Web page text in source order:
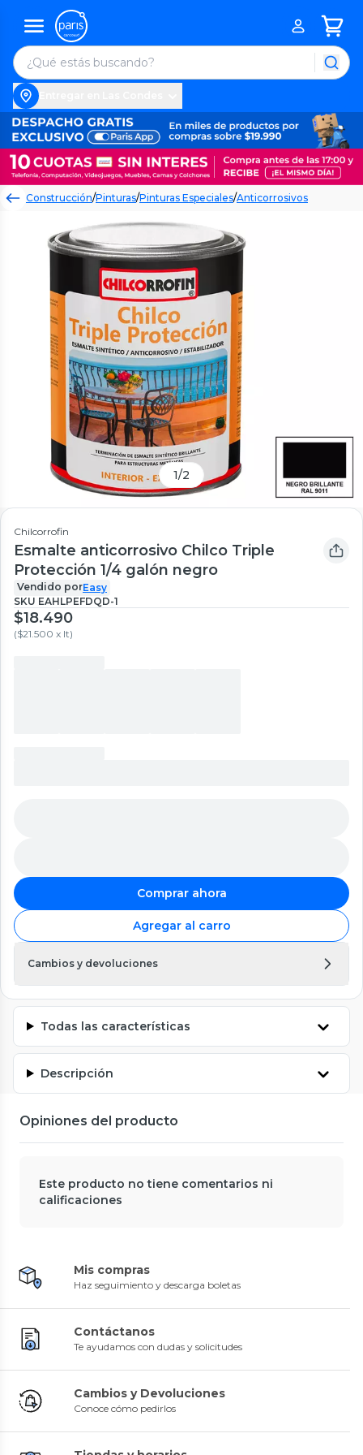
Construcción/Pinturas/Pinturas Especiales/Anticorrosivos
1/2
Chilcorrofin
Esmalte anticorrosivo Chilco Triple
Protección 1/4 galón negro
Vendido porEasy
SKU EAHLPEFDQD-1
$18.490
($21.500 x lt)
Comprar ahora
Agregar al carro
Cambios y devoluciones
Todas las características
Descripción
Opiniones del producto
Este producto no tiene comentarios ni
calificaciones
Mis compras
Haz seguimiento y descarga boletas
Contáctanos
Te ayudamos con dudas y solicitudes
Cambios y Devoluciones
Conoce cómo pedirlos